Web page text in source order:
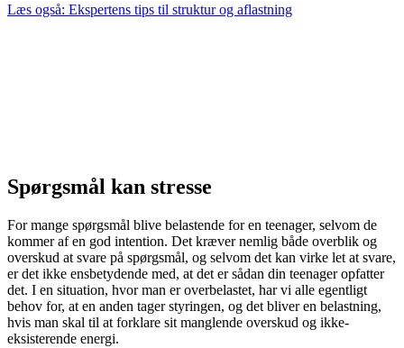
Læs også: Ekspertens tips til struktur og aflastning
Spørgsmål kan stresse
For mange spørgsmål blive belastende for en teenager, selvom de
kommer af en god intention. Det kræver nemlig både overblik og
overskud at svare på spørgsmål, og selvom det kan virke let at svare,
er det ikke ensbetydende med, at det er sådan din teenager opfatter
det. I en situation, hvor man er overbelastet, har vi alle egentligt
behov for, at en anden tager styringen, og det bliver en belastning,
hvis man skal til at forklare sit manglende overskud og ikke-
eksisterende energi.